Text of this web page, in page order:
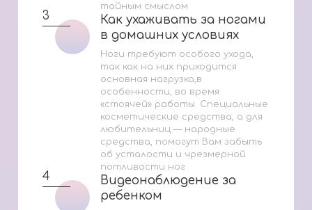
тайным смыслом
3
Как ухаживать за ногами
в домашних условиях
Как ухаживать за ногами
в домашних условиях
Ноги требуют особого ухода,
так как на них приходится
основная нагрузка,в
особенности, во время
«стоячей» работы. Специальные
косметические средства, а для
любительниц — народные
средства, помогут Вам забыть
об усталости и чрезмерной
потливости ног
4
Видеонаблюдение за
ребенком
Видеонаблюдение за
ребенком